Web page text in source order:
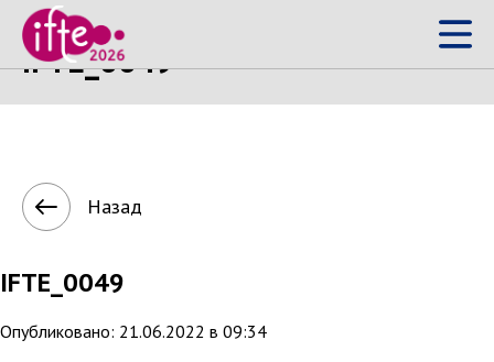
IFTE_0049
Назад
IFTE_0049
Опубликовано: 21.06.2022 в 09:34